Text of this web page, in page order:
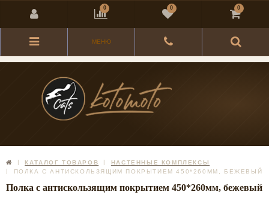
МЕНЮ
КАТАЛОГ ТОВАРОВ
НАСТЕННЫЕ КОМПЛЕКСЫ
ПОЛКА С АНТИСКОЛЬЗЯЩИМ ПОКРЫТИЕМ 450*260ММ, БЕЖЕВЫЙ
Полка с антискользящим покрытием 450*260мм, бежевый
0 0 0